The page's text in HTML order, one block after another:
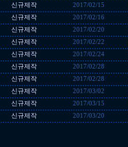
신규제작 2017/02/15
신규제작 2017/02/16
신규제작 2017/02/20
신규제작 2017/02/22
신규제작 2017/02/24
신규제작 2017/02/28
신규제작 2017/02/28
신규제작 2017/03/02
신규제작 2017/03/15
신규제작 2017/03/20